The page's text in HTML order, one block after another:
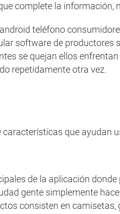
complete la
teléfono
software de
se quejan ellos
repetidamente otra vez.
que ayudan
de la aplicación
gente simplemente
consisten en